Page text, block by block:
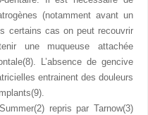
(notamment avant un
certains cas on peut recouvrir
une muqueuse attachée
L’absence de gencive
entrainent des douleurs
repris par Tarnow(3)